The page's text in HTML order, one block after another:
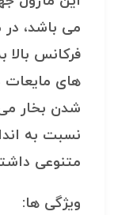
می باشد، در
فرکانس
های مایعات
شدن بخار
نسبت به
متنوعی
ویژگی ها: